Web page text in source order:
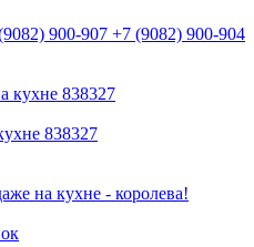
900-907 +7 (9082) 900-904
838327
на кухне - королева!